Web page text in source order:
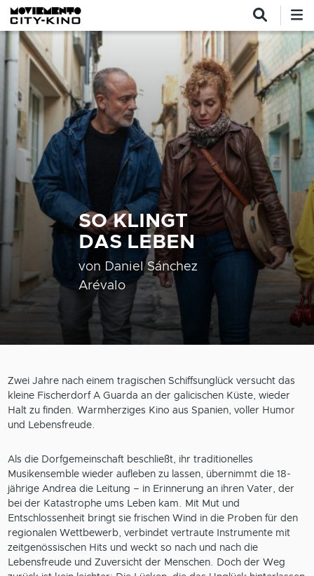
Direkt zum Inhalt
SO KLINGT
DAS LEBEN
von Daniel Sánchez
Arévalo
Zwei Jahre nach einem tragischen Schiffsunglück versucht das
kleine Fischerdorf A Guarda an der galicischen Küste, wieder
Halt zu finden. Warmherziges Kino aus Spanien, voller Humor
und Lebensfreude.
Als die Dorfgemeinschaft beschließt, ihr traditionelles
Musikensemble wieder aufleben zu lassen, übernimmt die 18-
jährige Andrea die Leitung – in Erinnerung an ihren Vater, der
bei der Katastrophe ums Leben kam. Mit Mut und
Entschlossenheit bringt sie frischen Wind in die Proben für den
regionalen Wettbewerb, verbindet vertraute Instrumente mit
zeitgenössischen Hits und weckt so nach und nach die
Lebensfreude und Zuversicht der Menschen. Doch der Weg